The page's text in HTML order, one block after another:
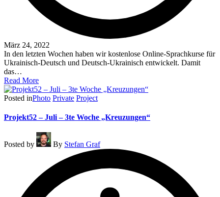
März 24, 2022
In den letzten Wochen haben wir kostenlose Online-Sprachkurse für
Ukrainisch-Deutsch und Deutsch-Ukrainisch entwickelt. Damit
das…
Read More
Posted inPhoto Private Project
Projekt52 – Juli – 3te Woche „Kreuzungen“
Posted by By Stefan Graf